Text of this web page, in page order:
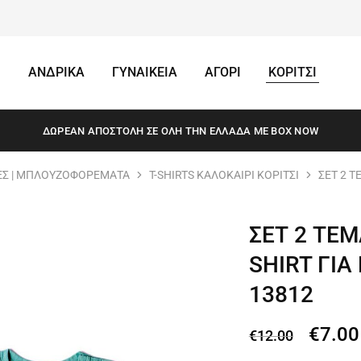
ΑΝΔΡΙΚΑ ΓΥΝΑΙΚΕΙΑ ΑΓΟΡΙ ΚΟΡΙΤΣΙ
ΔΩΡΕΆΝ ΑΠΟΣΤΟΛΗ ΣΕ ΌΛΗ ΤΗΝ ΕΛΛΆΔΑ ΜΕ BOX NOW
| ΜΠΛΟΥΖΟΦΟΡΕΜΑΤΑ T-SHIRTS ΚΑΛΟΚΑΙΡΙ ΚΟΡΙΤΣΙ
ΣΕΤ 2
ΣΕΤ 2
SHIRT
13812
€12.00 €7.00